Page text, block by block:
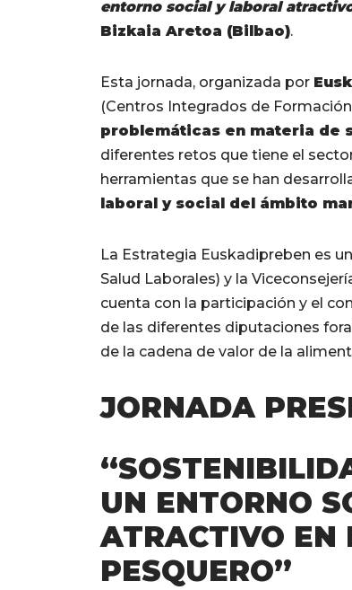
entorno social y laboral
Bizkaia Aretoa (Bilbao).
Esta jornada, organizada por
(Centros Integrados de
problemáticas en materia de
diferentes retos que tiene el
herramientas que se han
laboral y social del ámbito
La Estrategia Euskadipreben es
Salud Laborales) y la
cuenta con la participación y el
de las diferentes diputaciones
de la cadena de valor de la
JORNADA
UN ENTORNO
ATRACTIVO
PESQUERO”